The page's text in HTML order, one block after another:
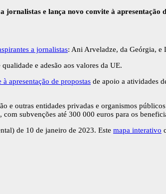
e lança novo convite à apresentação
a jornalistas: Ani Arveladze, da Geórgia, e
e adesão aos valores da UE.
à apresentação de propostas de apoio a atividades
outras entidades privadas e organismos
subvenções até 300 000 euros para os
de 10 de janeiro de 2023. Este mapa interativo